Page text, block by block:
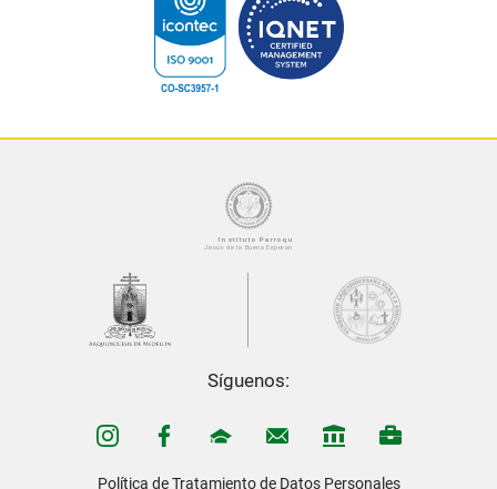
Síguenos:
Política de Tratamiento de Datos Personales